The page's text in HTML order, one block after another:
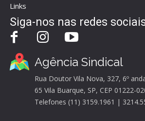
Links
Siga-nos nas redes
Agência Sindical
Rua Doutor Vila Nova, 327, 6º
65 Vila Buarque, SP, CEP 01222-
Telefones (11) 3159.1961 |